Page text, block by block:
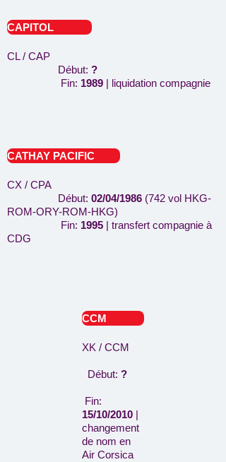
CAPITOL
CL / CAP
Début: ?
Fin: 1989 | liquidation compagnie
CATHAY PACIFIC
CX / CPA
Début: 02/04/1986 (742 vol HKG-
ROM-ORY-ROM-HKG)
Fin: 1995 | transfert compagnie à
CDG
CCM
XK / CCM
Début: ?
Fin:
15/10/2010 |
changement
de nom en
Air Corsica